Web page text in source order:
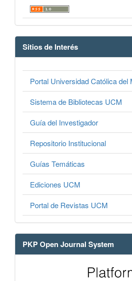
Sitios de Interés
Portal Universidad Católica del
Sistema de Bibliotecas UCM
Guía del Investigador
Repositorio Institucional
Guías Temáticas
Ediciones UCM
Portal de Revistas UCM
PKP Open Journal System